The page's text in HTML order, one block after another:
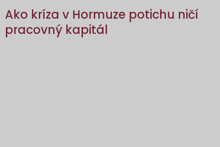
Ako kríza v Hormuze potichu ničí
pracovný kapitál